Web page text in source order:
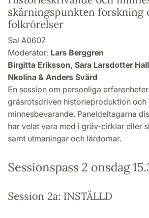
skärningspunkten forskning
folkrörelser
Sal A0607
Moderator: Lars Berggren
Birgitta Eriksson, Sara Larsdotter
Nkolina & Anders Svärd
En session om personliga
gräsrotsdriven historieproduktion och
minnesbevarande. Paneldeltagarna
har velat vara med i gräv-cirklar eller
samt utmaningar och lärdomar.
Sessionspass 2 onsdag
Session 2a: INSTÄLLD